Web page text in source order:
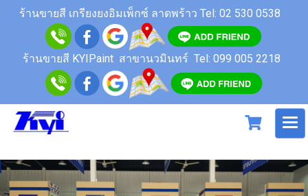
ร้านขายสี เกรียงยงอิมเพ็กซ์ ลาดพร้าว Tel: 02 530 0538
ร้านขายสี KYIPaint สาขานวมินทร์ Tel: 099 005 2218